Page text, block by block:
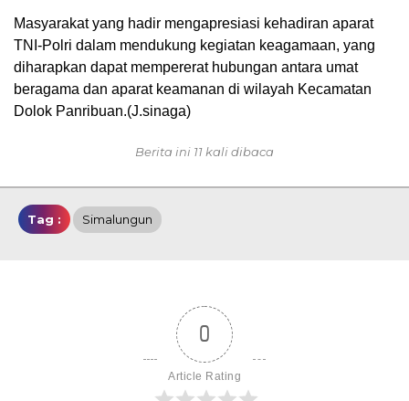
Masyarakat yang hadir mengapresiasi kehadiran aparat
TNI-Polri dalam mendukung kegiatan keagamaan, yang
diharapkan dapat mempererat hubungan antara umat
beragama dan aparat keamanan di wilayah Kecamatan
Dolok Panribuan.(J.sinaga)
Berita ini 11 kali dibaca
Tag : Simalungun
0
Article Rating